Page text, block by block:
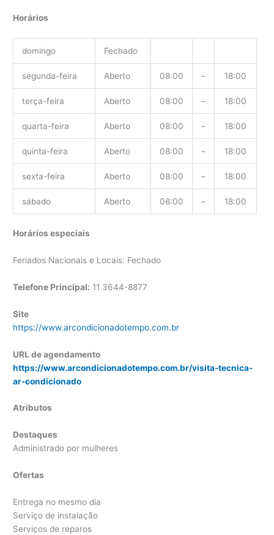
Horários
domingo Fechado
segunda-feira Aberto 08:00 – 18:00
terça-feira Aberto 08:00 – 18:00
quarta-feira Aberto 08:00 – 18:00
quinta-feira Aberto 08:00 – 18:00
sexta-feira Aberto 08:00 – 18:00
sábado Aberto 08:00 – 18:00
Horários especiais
Feriados Nacionais e Locais: Fechado
Telefone Principal: 11 3644-8877
Site
https://www.arcondicionadotempo.com.br
URL de agendamento
https://www.arcondicionadotempo.com.br/visita-tecnica-
ar-condicionado
Atributos
Destaques
Administrado por mulheres
Ofertas
Entrega no mesmo dia
Serviço de instalação
Serviços de reparos